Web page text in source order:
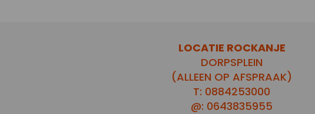
LOCATIE ROCKANJE
DORPSPLEIN
(ALLEEN OP AFSPRAAK)
T: 0884253000
@: 0643835955